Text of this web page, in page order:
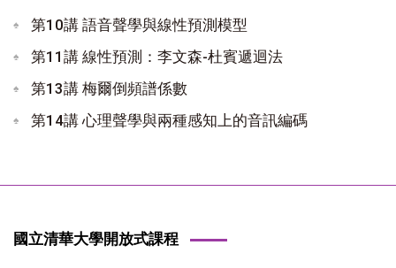
第10講 語音聲學與線性預測模型
第11講 線性預測：李文森-杜賓遞迴法
第13講 梅爾倒頻譜係數
第14講 心理聲學與兩種感知上的音訊編碼
國立清華大學開放式課程